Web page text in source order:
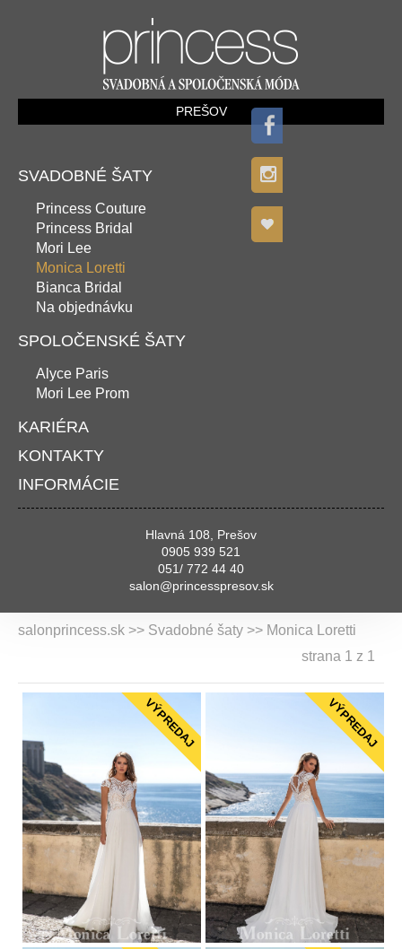
PREŠOV
SVADOBNÉ ŠATY
Princess Couture
Princess Bridal
Mori Lee
Monica Loretti
Bianca Bridal
Na objednávku
SPOLOČENSKÉ ŠATY
Alyce Paris
Mori Lee Prom
KARIÉRA
KONTAKTY
INFORMÁCIE
Hlavná 108, Prešov
0905 939 521
051/ 772 44 40
salon@princesspresov.sk
salonprincess.sk >> Svadobné šaty >> Monica Loretti
strana 1 z 1
VÝPREDAJ VÝPREDAJ